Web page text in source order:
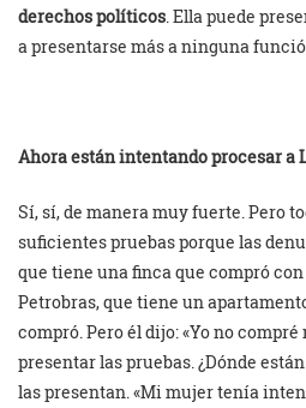
derechos políticos . Ella puede
a presentarse más a ninguna
Ahora están intentando procesar
Sí, sí, de manera muy fuerte. Pero
suficientes pruebas porque las
que tiene una finca que compró
Petrobras, que tiene un
compró. Pero él dijo: «Yo no
presentar las pruebas. ¿Dónde
las presentan. «Mi mujer tenía